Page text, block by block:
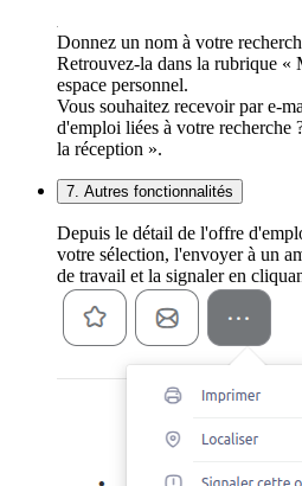
Donnez un nom à votre
Retrouvez-la dans la rubrique «
espace personnel.
Vous souhaitez recevoir par e-
d'emploi liées à votre
la réception ».
7. Autres fonctionnalités
Depuis le détail de l'offre
votre sélection, l'envoyer à un
de travail et la signaler en